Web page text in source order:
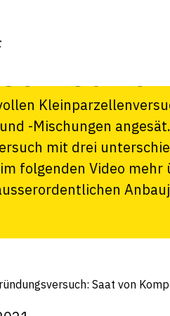
und
-Mischungen
mit drei
folgenden Video
Saat von